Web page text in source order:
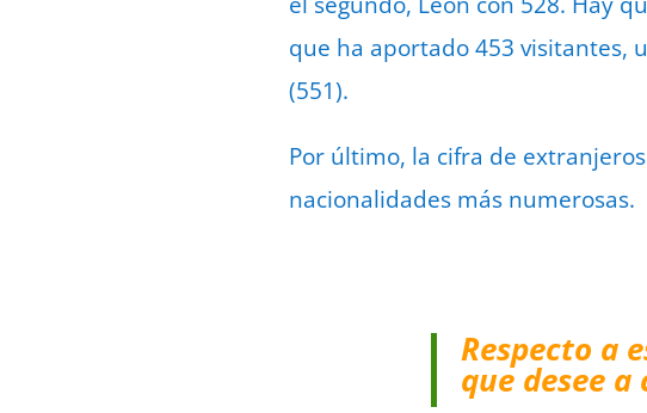
que ha aportado 453 visitantes,
(551).
Por último, la cifra de
nacionalidades más numerosas.
Respecto a
que desee